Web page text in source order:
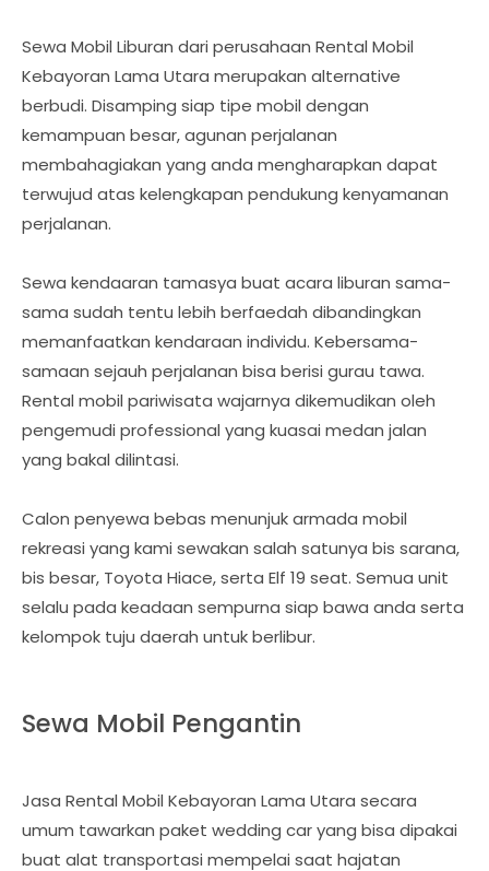
Sewa Mobil Liburan dari perusahaan Rental Mobil
Kebayoran Lama Utara merupakan alternative
berbudi. Disamping siap tipe mobil dengan
kemampuan besar, agunan perjalanan
membahagiakan yang anda mengharapkan dapat
terwujud atas kelengkapan pendukung kenyamanan
perjalanan.
Sewa kendaaran tamasya buat acara liburan sama-
sama sudah tentu lebih berfaedah dibandingkan
memanfaatkan kendaraan individu. Kebersama-
samaan sejauh perjalanan bisa berisi gurau tawa.
Rental mobil pariwisata wajarnya dikemudikan oleh
pengemudi professional yang kuasai medan jalan
yang bakal dilintasi.
Calon penyewa bebas menunjuk armada mobil
rekreasi yang kami sewakan salah satunya bis sarana,
bis besar, Toyota Hiace, serta Elf 19 seat. Semua unit
selalu pada keadaan sempurna siap bawa anda serta
kelompok tuju daerah untuk berlibur.
Sewa Mobil Pengantin
Jasa Rental Mobil Kebayoran Lama Utara secara
umum tawarkan paket wedding car yang bisa dipakai
buat alat transportasi mempelai saat hajatan